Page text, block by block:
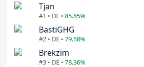
Tjan
#1 • DE • 85.85%
BastiGHG
#2 • DE • 79.58%
Brekzim
#3 • DE • 78.36%